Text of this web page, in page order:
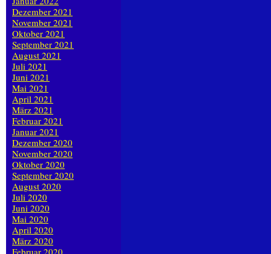
Dezember 2021
November 2021
Oktober 2021
September 2021
August 2021
Juli 2021
Juni 2021
Mai 2021
April 2021
März 2021
Februar 2021
Januar 2021
Dezember 2020
November 2020
Oktober 2020
September 2020
August 2020
Juli 2020
Juni 2020
Mai 2020
April 2020
März 2020
Februar 2020